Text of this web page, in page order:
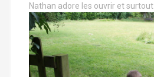
Nathan adore les ouvrir et